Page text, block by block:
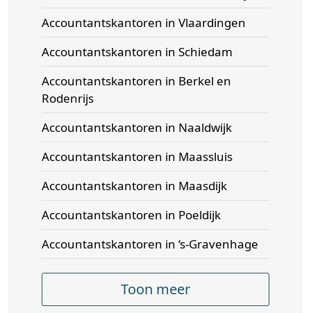
Accountantskantoren in Vlaardingen
Accountantskantoren in Schiedam
Accountantskantoren in Berkel en
Rodenrijs
Accountantskantoren in Naaldwijk
Accountantskantoren in Maassluis
Accountantskantoren in Maasdijk
Accountantskantoren in Poeldijk
Accountantskantoren in ‘s-Gravenhage
Toon meer